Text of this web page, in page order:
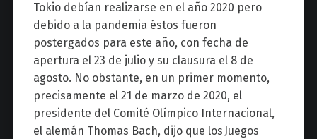
Tokio debían realizarse en el año 2020 pero
debido a la pandemia éstos fueron
postergados para este año, con fecha de
apertura el 23 de julio y su clausura el 8 de
agosto. No obstante, en un primer momento,
precisamente el 21 de marzo de 2020, el
presidente del Comité Olímpico Internacional,
el alemán Thomas Bach, dijo que los Juegos